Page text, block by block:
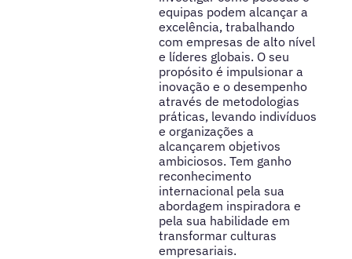
equipas podem alcançar a
excelência, trabalhando
com empresas de alto nível
e líderes globais. O seu
propósito é impulsionar a
inovação e o desempenho
através de metodologias
práticas, levando indivíduos
e organizações a
alcançarem objetivos
ambiciosos. Tem ganho
reconhecimento
internacional pela sua
abordagem inspiradora e
pela sua habilidade em
transformar culturas
empresariais.